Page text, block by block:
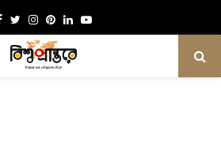
Facebook
TwitterInstagram
Pinterest
LinkedinYoutube